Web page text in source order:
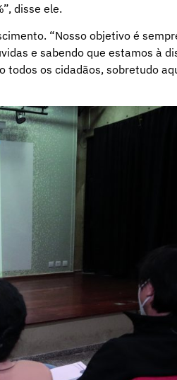
disse ele.
“Nosso objetivo é
e sabendo que estamos à
os cidadãos, sobretudo